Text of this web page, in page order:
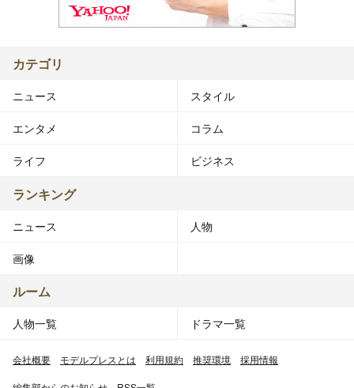
カテゴリ
ニュース スタイル
エンタメ コラム
ライフ ビジネス
ランキング
ニュース 人物
画像
ルーム
人物一覧 ドラマ一覧
会社概要 モデルプレスとは 利用規約 推奨環境 採用情報